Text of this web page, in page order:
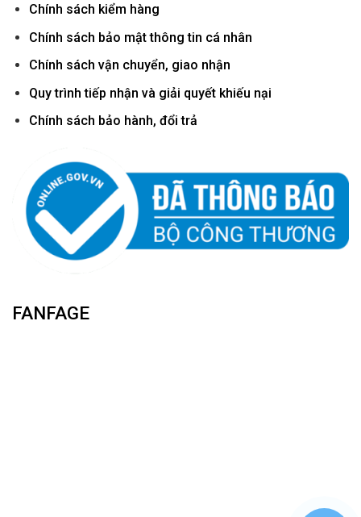
Chính sách kiểm hàng
Chính sách bảo mật thông tin cá nhân
Chính sách vận chuyển, giao nhận
Quy trình tiếp nhận và giải quyết khiếu nại
Chính sách bảo hành, đổi trả
FANFAGE